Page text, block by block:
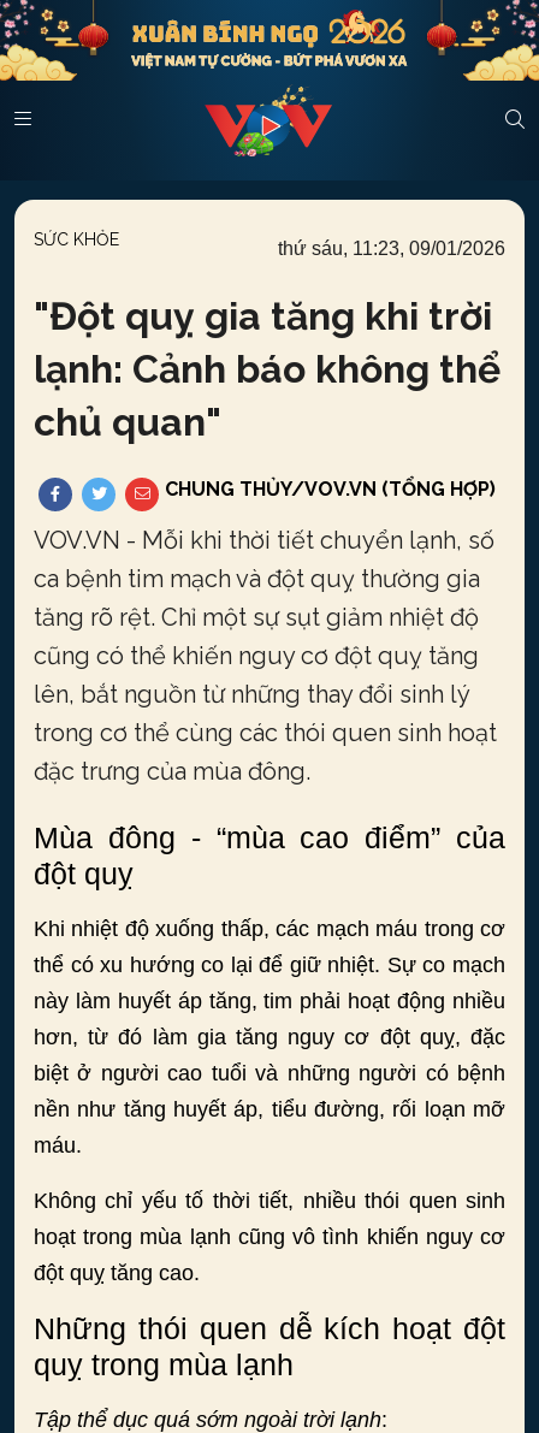
SỨC KHỎE thứ sáu, 11:23, 09/01/2026
"Đột quỵ gia tăng khi trời
lạnh: Cảnh báo không thể
chủ quan"
CHUNG THỦY/VOV.VN (TỔNG HỢP)
VOV.VN - Mỗi khi thời tiết chuyển lạnh, số
ca bệnh tim mạch và đột quỵ thường gia
tăng rõ rệt. Chỉ một sự sụt giảm nhiệt độ
cũng có thể khiến nguy cơ đột quỵ tăng
lên, bắt nguồn từ những thay đổi sinh lý
trong cơ thể cùng các thói quen sinh hoạt
đặc trưng của mùa đông.
Mùa đông - “mùa cao điểm” của
đột quỵ
Khi nhiệt độ xuống thấp, các mạch máu trong cơ
thể có xu hướng co lại để giữ nhiệt. Sự co mạch
này làm huyết áp tăng, tim phải hoạt động nhiều
hơn, từ đó làm gia tăng nguy cơ đột quỵ, đặc
biệt ở người cao tuổi và những người có bệnh
nền như tăng huyết áp, tiểu đường, rối loạn mỡ
máu.
Không chỉ yếu tố thời tiết, nhiều thói quen sinh
hoạt trong mùa lạnh cũng vô tình khiến nguy cơ
đột quỵ tăng cao.
Những thói quen dễ kích hoạt đột
quỵ trong mùa lạnh
Tập thể dục quá sớm ngoài trời lạnh: